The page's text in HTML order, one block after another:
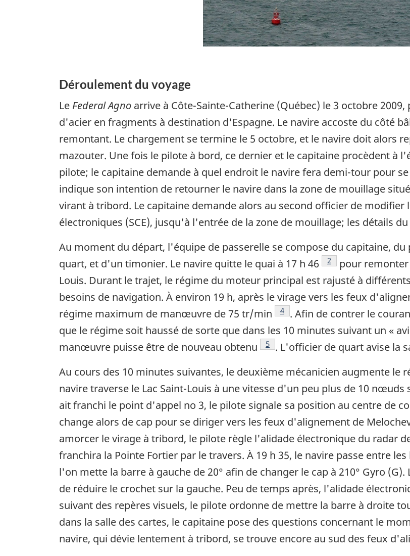
Déroulement du voyage
Le Federal Agno arrive à Côte-Sainte-Catherine (Québec) le 3 octobre
d'acier en fragments à destination d'Espagne. Le navire accoste du côté
remontant. Le chargement se termine le 5 octobre, et le navire doit alors
mazouter. Une fois le pilote à bord, ce dernier et le capitaine procèdent à
pilote; le capitaine demande à quel endroit le navire fera demi-tour pour
indique son intention de retourner le navire dans la zone de mouillage
virant à tribord. Le capitaine demande alors au second officier de modifier
électroniques (SCE), jusqu'à l'entrée de la zone de mouillage; les détails
Au moment du départ, l'équipe de passerelle se compose du capitaine,
quart, et d'un timonier. Le navire quitte le quai à 17 h 46
Note de bas de page
2
pour remonter
Louis. Durant le trajet, le régime du moteur principal est rajusté à
besoins de navigation. À environ 19 h, après le virage vers les feux
régime maximum de manœuvre de 75 tr/min
Note de bas de page
4 . Afin de contrer le
que le régime soit haussé de sorte que dans les 10 minutes suivant un «
manœuvre puisse être de nouveau obtenu
Note de bas de page
5 . L'officier de quart avise la
Au cours des 10 minutes suivantes, le deuxième mécanicien augmente
navire traverse le Lac Saint-Louis à une vitesse d'un peu plus de 10 nœuds
ait franchi le point d'appel no 3, le pilote signale sa position au centre de
change alors de cap pour se diriger vers les feux d'alignement de
amorcer le virage à tribord, le pilote règle l'alidade électronique du radar
franchira la Pointe Fortier par le travers. À 19 h 35, le navire passe entre
l'on mette la barre à gauche de 20° afin de changer le cap à 210° Gyro
de réduire le crochet sur la gauche. Peu de temps après, l'alidade
suivant des repères visuels, le pilote ordonne de mettre la barre à droite
dans la salle des cartes, le capitaine pose des questions concernant le
navire, qui dévie lentement à tribord, se trouve encore au sud des feux